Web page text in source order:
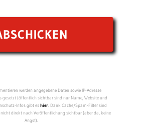
werden angegebene Daten sowie IP-Adresse
gesetzt (öffentlich sichtbar sind nur Name, Website und
Infos gibt eshier. Dank Cache/Spam-Filter sind
direkt nach Veröffentlichung sichtbar (aber da, keine
Angst).